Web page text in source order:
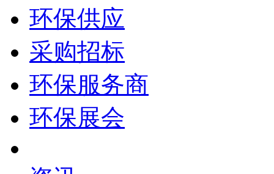
环保供应
采购招标
环保服务商
环保展会